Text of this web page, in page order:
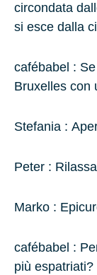
circondata
si esce dalla
cafébabel :
Bruxelles con
Stefania :
Peter :
Marko :
cafébabel :
più espatriati?